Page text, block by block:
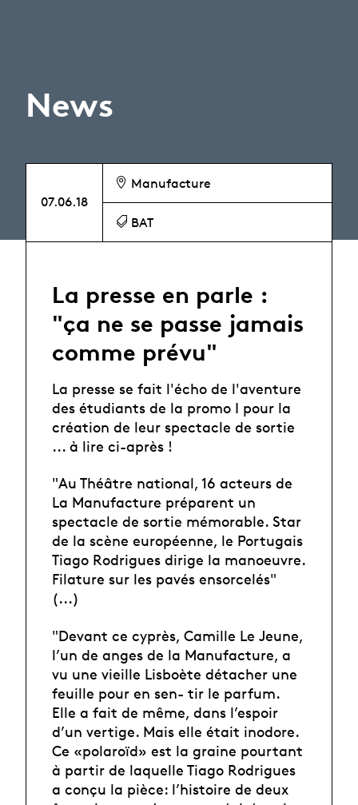
News
07.06.18
Manufacture
BAT
La presse en parle :
"ça ne se passe jamais
comme prévu"
La presse se fait l'écho de l'aventure
des étudiants de la promo I pour la
création de leur spectacle de sortie
... à lire ci-après !
"Au Théâtre national, 16 acteurs de
La Manufacture préparent un
spectacle de sortie mémorable. Star
de la scène européenne, le Portugais
Tiago Rodrigues dirige la manoeuvre.
Filature sur les pavés ensorcelés"
(...)
"Devant ce cyprès, Camille Le Jeune,
l’un de anges de la Manufacture, a
vu une vieille Lisboète détacher une
feuille pour en sen- tir le parfum.
Elle a fait de même, dans l’espoir
d’un vertige. Mais elle était inodore.
Ce «polaroïd» est la graine pourtant
à partir de laquelle Tiago Rodrigues
a conçu la pièce: l’histoire de deux